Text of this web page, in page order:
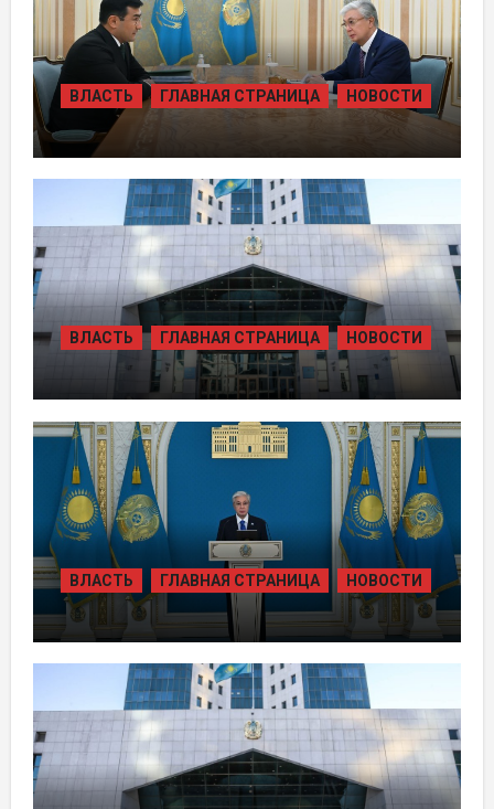
ВЛАСТЬ ГЛАВНАЯ СТРАНИЦА НОВОСТИ
ПРЕЗИДЕНТ ПРИНЯЛ ПРЕДСЕДАТЕЛЯ
ПРАВЛЕНИЯ ХОЛДИНГА «БАЙТЕРЕК»
ВЛАСТЬ ГЛАВНАЯ СТРАНИЦА НОВОСТИ
ЖАМБЫЛЬСКОЙ ОБЛАСТИ БОЛЕЕ 80
ТЫСЯЧ ЖИТЕЛЕЙ ОБЕСПЕЧИЛИ
ГАЗОМ ЗА СЧЁТ ВОЗВРАЩЁННЫХ
АКТИВОВ
ВЛАСТЬ ГЛАВНАЯ СТРАНИЦА НОВОСТИ
ТОКАЕВ ДАЛ СТАРТ
СТРОИТЕЛЬСТВУ НЕСКОЛЬКИХ
КРУПНЫХ АВТОМОБИЛЬНЫХ ДОРОГ